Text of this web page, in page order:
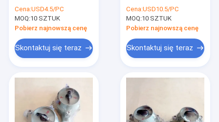
klasy 1, dział 2,
przeciwwybuchowy
Cena:USD4.5/PC
MOQ:10 SZTUK
Pobierz najnowszą cenę
Skontaktuj się teraz
220VAC Odporność
na korozję światła
Cena:USD10.5/PC
MOQ:10 SZTUK
Pobierz najnowszą cenę
Skontaktuj się teraz